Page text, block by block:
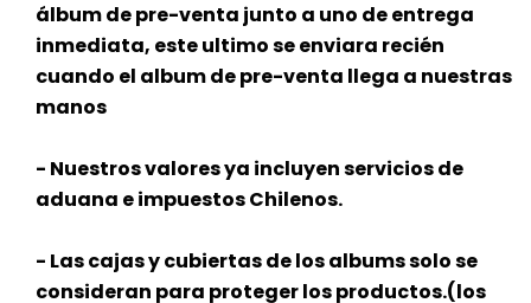
álbum de pre-venta junto a uno de entrega
inmediata, este ultimo se enviara recién
cuando el album de pre-venta llega a nuestras
manos
- Nuestros valores ya incluyen servicios de
aduana e impuestos Chilenos.
- Las cajas y cubiertas de los albums solo se
consideran para proteger los productos.(los